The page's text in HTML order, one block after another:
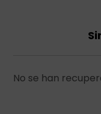
No se han